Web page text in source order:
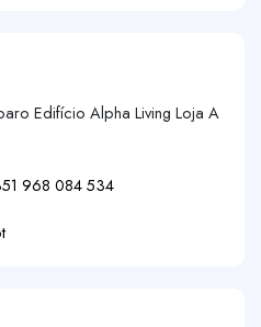
Edifício Alpha Living Loja A
968 084 534